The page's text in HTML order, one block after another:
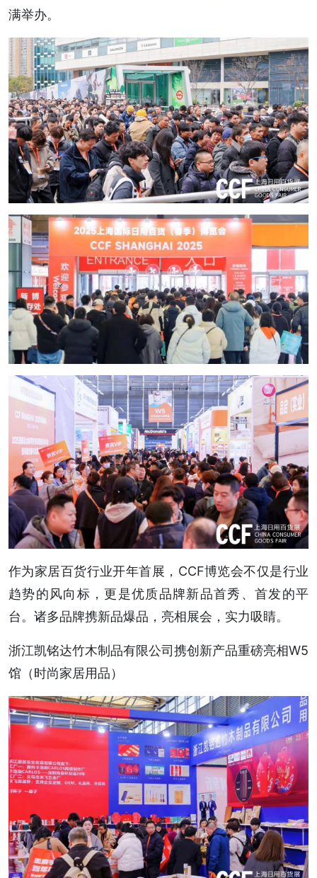
满举办。
作为家居百货行业开年首展，CCF博览会不仅是行业
趋势的风向标，更是优质品牌新品首秀、首发的平
台。诸多品牌携新品爆品，亮相展会，实力吸睛。
浙江凯铭达竹木制品有限公司携创新产品重磅亮相W5
馆（时尚家居用品）